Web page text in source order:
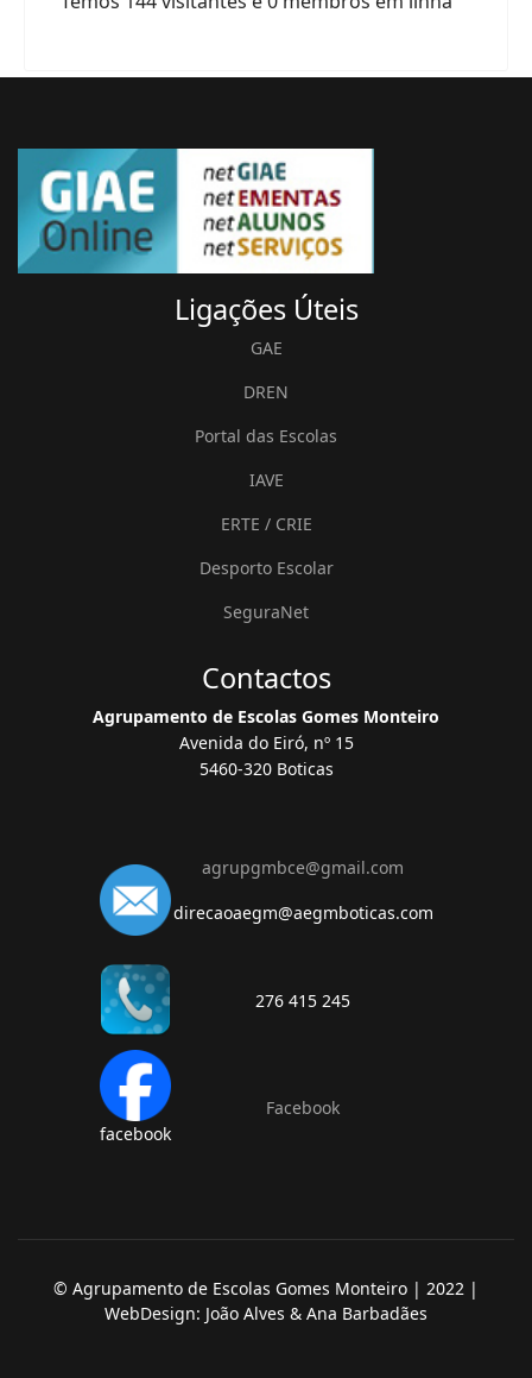
LigaçõesÚteis
GAE
DREN
Portal das Escolas
IAVE
ERTE / CRIE
Desporto Escolar
SeguraNet
Contactos
Agrupamento de Escolas Gomes Monteiro
Avenida do Eiró, nº 15
5460-320 Boticas
agrupgmbce@gmail.com
direcaoaegm@aegmboticas.com
276 415 245
facebook
Facebook
© Agrupamento de Escolas Gomes Monteiro | 2022 |
WebDesign: João Alves & Ana Barbadães